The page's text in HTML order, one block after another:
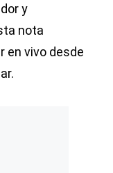
y
nota
en vivo desde